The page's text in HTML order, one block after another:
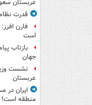
عربستان
قدرت
فارن
است
بازتاب
جهان
نشست
عربستان
ایران در
منطقه است!